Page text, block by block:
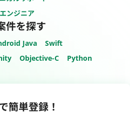
ンジニア
件を探す
Java
Swift
Objective-C Python
簡単登録！